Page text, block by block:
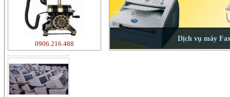
0906.216.488
500000